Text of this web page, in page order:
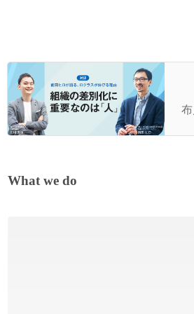
布
What we do